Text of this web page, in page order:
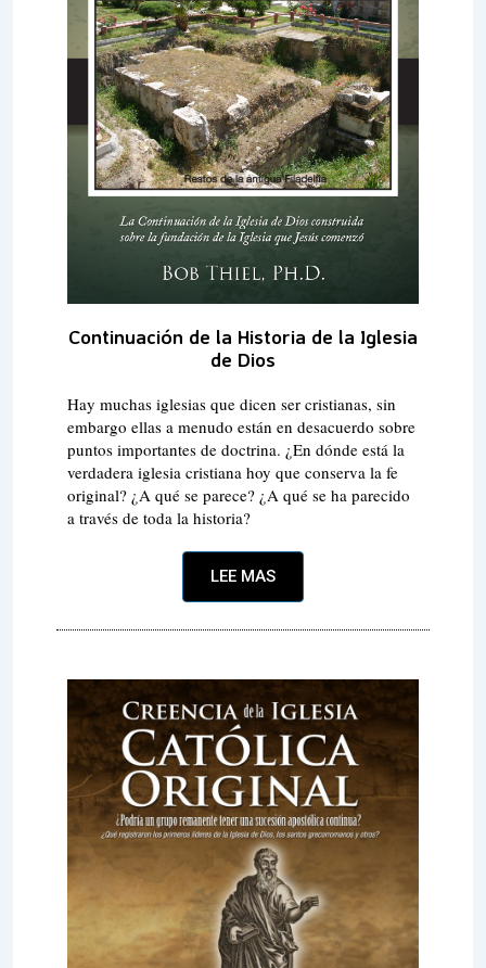
Continuación de la Historia de la Iglesia
de Dios
Hay muchas iglesias que dicen ser cristianas, sin
embargo ellas a menudo están en desacuerdo sobre
puntos importantes de doctrina. ¿En dónde está la
verdadera iglesia cristiana hoy que conserva la fe
original? ¿A qué se parece? ¿A qué se ha parecido
a través de toda la historia?
LEE MAS